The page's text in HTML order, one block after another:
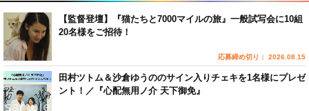
【監督登壇】『猫たちと7000マイルの旅』一般試写会に10組
20名様をご招待！
応募締め切り： 2026.08.15
田村ツトム＆沙倉ゆうののサイン入りチェキを1名様にプレゼ
ント！／『心配無用ノ介 天下御免』